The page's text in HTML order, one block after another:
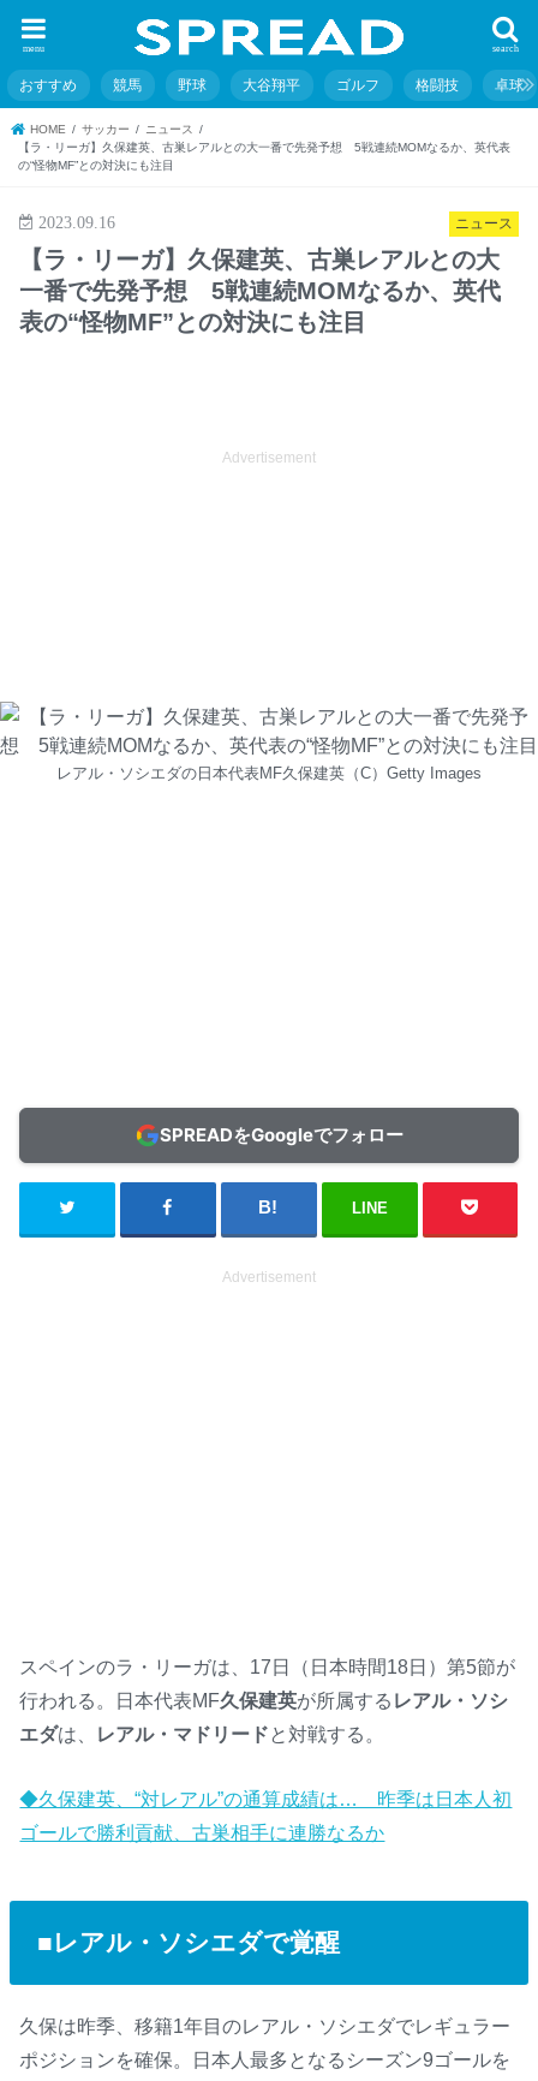
search
menu
おすすめ 競馬 野球 大谷翔平 ゴルフ 格闘技 卓球
HOME サッカー
ニュース
【ラ・リーガ】久保建英、古巣レアルとの大一番で先発予想 5戦連続MOMなるか、英代表
の“怪物MF”との対決にも注目
ニュース
2023.09.16
【ラ・リーガ】久保建英、古巣レアルとの大
一番で先発予想 5戦連続MOMなるか、英代
表の“怪物MF”との対決にも注目
Advertisement
レアル・ソシエダの日本代表MF久保建英（C）Getty Images
SPREADをGoogleでフォロー
LINE
Advertisement
スペインのラ・リーガは、17日（日本時間18日）第5節が
行われる。日本代表MF久保建英が所属する レアル・ソシ
エダは、 レアル・マドリードと対戦する。
◆久保建英、“対レアル”の通算成績は… 昨季は日本人初
ゴールで勝利貢献、古巣相手に連勝なるか
■レアル・ソシエダで覚醒
久保は昨季、移籍1年目のレアル・ソシエダでレギュラー
ポジションを確保。日本人最多となるシーズン9ゴールを